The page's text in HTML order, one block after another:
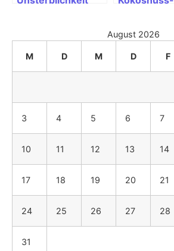
August 2026
M D M D F
3 4 5 6 7
10 11 12 13 14
17 18 19 20 21
24 25 26 27 28
31